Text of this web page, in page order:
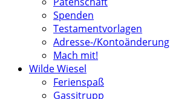
Spenden
Testamentvorlagen
Adresse-/Kontoänderung
Mach mit!
Wilde Wiesel
Ferienspaß
Gassitrupp